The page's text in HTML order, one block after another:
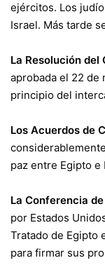
ejércitos. Los
Israel. Más tarde
La Resolución del
aprobada el 22 de
principio del
Los Acuerdos de
paz entre Egipto e
La Conferencia
por Estados
Tratado de Egipto
para firmar sus